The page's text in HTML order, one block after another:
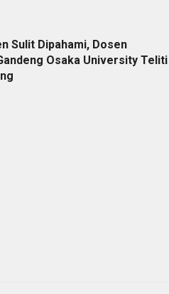
Sulit Dipahami, Dosen
Osaka University Teliti